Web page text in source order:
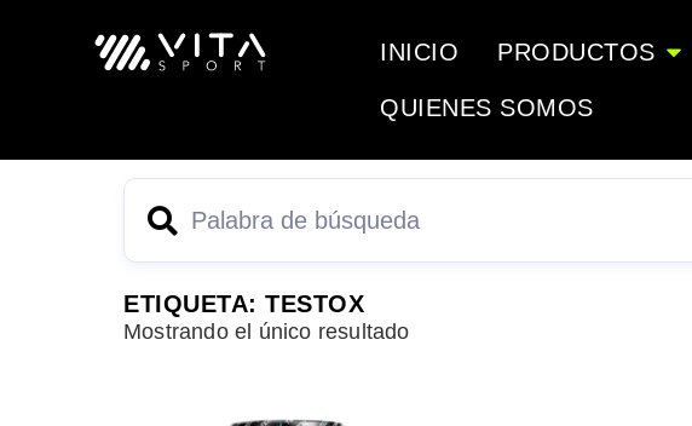
INICIO PRODUCTOS
QUIENES SOMOS
ETIQUETA: TESTOX
Mostrando el único resultado